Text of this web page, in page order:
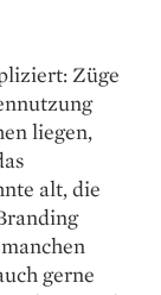
Züge
liegen,
alt, die
gerne